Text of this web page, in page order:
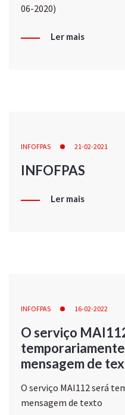
06-2020)
Ler mais
INFOFPAS 21-02-2021
INFOFPAS
Ler mais
INFOFPAS 16-02-2022
O serviço
mensagem de
O serviço MAI112 será
mensagem de texto